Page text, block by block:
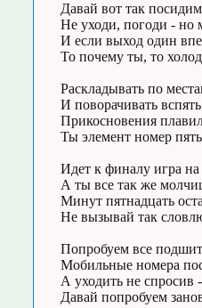
Давай вот так
Не уходи, погоди - но
И если выход один
То почему ты, то
Раскладывать по
И поворачивать
Прикосновения
Ты элемент номер
Идет к финалу игра на
А ты все так же
Минут пятнадцать
Не вызывай так
Попробуем все
Мобильные номера
А уходить не спросив
Давай попробуем